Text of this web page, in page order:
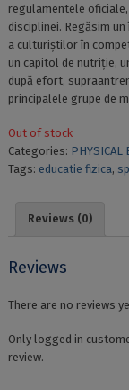
regulamentele
disciplinei. Regăsim
a culturiștilor în
un capitol de nutriție,
după efort,
principalele grupe de
Out of stock
Categories: PHYSICAL
Tags: educatie fizica,
Reviews (0)
Reviews
There are no reviews
Only logged in
review.